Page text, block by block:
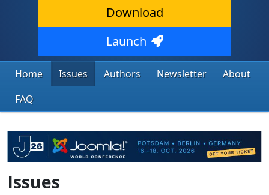
Download
Launch
Home Issues Authors Newsletter
About
FAQ
Issues